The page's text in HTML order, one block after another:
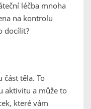
léčba mnoha
na kontrolu
docílit?
část těla. To
aktivitu a může to
které vám